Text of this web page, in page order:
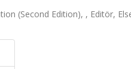
(Second Edition), , Editör,